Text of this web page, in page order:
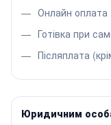
Онлайн оплата
Готівка при
Післяплата
Юридичним